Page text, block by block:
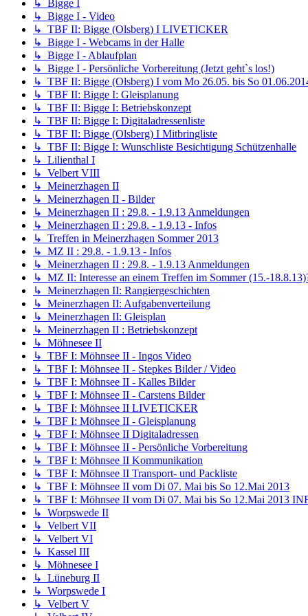
↳ Bigge I
↳ Bigge I - Video
↳ TBF II: Bigge (Olsberg) I LIVETICKER
↳ Bigge I - Webcams in der Halle
↳ Bigge I - Ablaufplan
↳ Bigge I - Persönliche Vorbereitung (Jetzt geht`s los!)
↳ TBF II: Bigge (Olsberg) I vom Mo 26.05. bis So
↳ TBF II: Bigge I: Gleisplanung
↳ TBF II: Bigge I: Betriebskonzept
↳ TBF II: Bigge I: Digitaladressenliste
↳ TBF II: Bigge (Olsberg) I Mitbringliste
↳ TBF II: Bigge I: Wunschliste Besichtigung Schützenhalle
↳ Lilienthal I
↳ Velbert VIII
↳ Meinerzhagen II
↳ Meinerzhagen II - Bilder
↳ Meinerzhagen II : 29.8. - 1.9.13 Anmeldungen
↳ Meinerzhagen II : 29.8. - 1.9.13 - Infos
↳ Treffen in Meinerzhagen Sommer 2013
↳ MZ II : 29.8. - 1.9.13 - Infos
↳ Meinerzhagen II : 29.8. - 1.9.13 Anmeldungen
↳ MZ II: Interesse an einem Treffen im Sommer (15.-
↳ Meinerzhagen II: Rangiergeschichten
↳ Meinerzhagen II: Aufgabenverteilung
↳ Meinerzhagen II: Gleisplan
↳ Meinerzhagen II : Betriebskonzept
↳ Möhnesee II
↳ TBF I: Möhnsee II - Ingos Video
↳ TBF I: Möhnsee II - Stepkes Bilder / Video
↳ TBF I: Möhnsee II - Kalles Bilder
↳ TBF I: Möhnsee II - Carstens Bilder
↳ TBF I: Möhnsee II LIVETICKER
↳ TBF I: Möhnsee II - Gleisplanung
↳ TBF I: Möhnsee II Digitaladressen
↳ TBF I: Möhnsee II - Persönliche Vorbereitung
↳ TBF I: Möhnsee II Kommunikation
↳ TBF I: Möhnsee II Transport- und Packliste
↳ TBF I: Möhnsee II vom Di 07. Mai bis So 12.Mai 2013
↳ TBF I: Möhnsee II vom Di 07. Mai bis So 12.Mai 2013
↳ Worpswede II
↳ Velbert VII
↳ Velbert VI
↳ Kassel III
↳ Möhnesee I
↳ Lüneburg II
↳ Worpswede I
↳ Velbert V